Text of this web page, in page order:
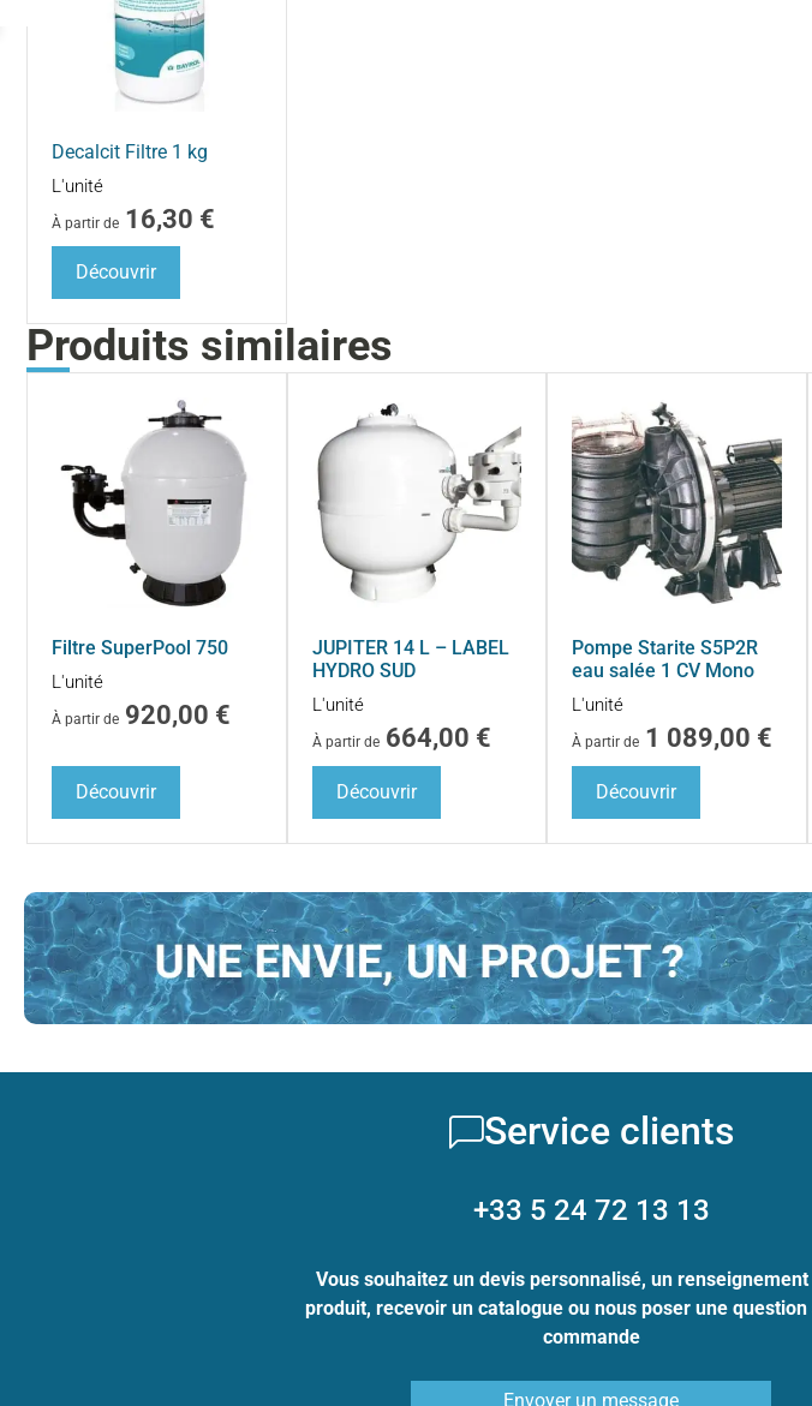
Decalcit Filtre 1 kg
L'unité
À partir de 16,30 €
Découvrir
Produits similaires
Filtre SuperPool 750
L'unité
À partir de 920,00 €
Découvrir
JUPITER 14 L – LABEL
HYDRO SUD
L'unité
À partir de 664,00 €
Découvrir
Pompe Starite S5P2R
eau salée 1 CV Mono
L'unité
À partir de 1 089,00 €
Découvrir
Service clients
+33 5 24 72 13 13
Vous souhaitez un devis personnalisé, un
produit, recevoir un catalogue ou nous poser une question
commande
Envoyer un message